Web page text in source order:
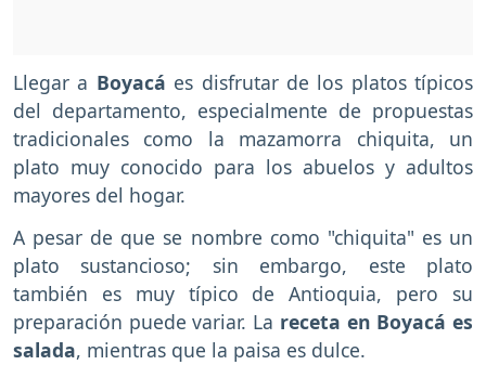
Llegar a Boyacá es disfrutar de los platos típicos
del departamento, especialmente de propuestas
tradicionales como la mazamorra chiquita, un
plato muy conocido para los abuelos y adultos
mayores del hogar.
A pesar de que se nombre como "chiquita" es un
plato sustancioso; sin embargo, este plato
también es muy típico de Antioquia, pero su
preparación puede variar. La receta en Boyacá es
salada, mientras que la paisa es dulce.